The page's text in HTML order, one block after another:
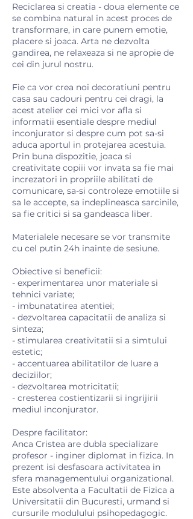
Reciclarea si creatia - doua elemente ce
se combina natural in acest proces de
transformare, in care punem emotie,
placere si joaca. Arta ne dezvolta
gandirea, ne relaxeaza si ne apropie de
cei din jurul nostru.
Fie ca vor crea noi decoratiuni pentru
casa sau cadouri pentru cei dragi, la
acest atelier cei mici vor afla si
informatii esentiale despre mediul
inconjurator si despre cum pot sa-si
aduca aportul in protejarea acestuia.
Prin buna dispozitie, joaca si
creativitate copiii vor invata sa fie mai
increzatori in propriile abilitati de
comunicare, sa-si controleze emotiile si
sa le accepte, sa indeplineasca sarcinile,
sa fie critici si sa gandeasca liber.
Materialele necesare se vor transmite
cu cel putin 24h inainte de sesiune.
Obiective si beneficii:
- experimentarea unor materiale si
tehnici variate;
- imbunatatirea atentiei;
- dezvoltarea capacitatii de analiza si
sinteza;
- stimularea creativitatii si a simtului
estetic;
- accentuarea abilitatilor de luare a
deciziilor;
- dezvoltarea motricitatii;
- cresterea costientizarii si ingrijirii
mediul inconjurator.
Despre facilitator:
Anca Cristea are dubla specializare
profesor - inginer diplomat in fizica. In
prezent isi desfasoara activitatea in
sfera managementului organizational.
Este absolventa a Facultatii de Fizica a
Universitatii din Bucuresti, urmand si
cursurile modulului psihopedagogic.